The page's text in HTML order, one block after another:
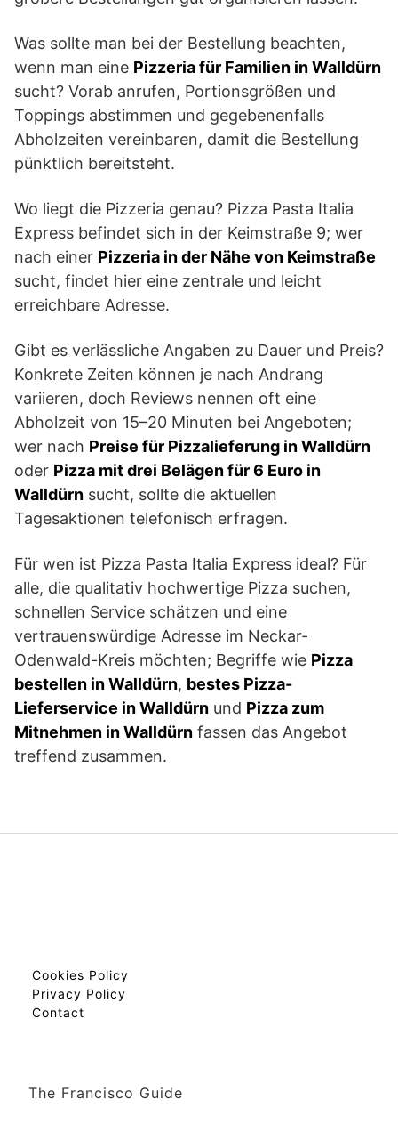
Was sollte man bei der Bestellung beachten,
wenn man eine Pizzeria für Familien in Walldürn
sucht? Vorab anrufen, Portionsgrößen und
Toppings abstimmen und gegebenenfalls
Abholzeiten vereinbaren, damit die Bestellung
pünktlich bereitsteht.
Wo liegt die Pizzeria genau? Pizza Pasta Italia
Express befindet sich in der Keimstraße 9; wer
nach einer Pizzeria in der Nähe von Keimstraße
sucht, findet hier eine zentrale und leicht
erreichbare Adresse.
Gibt es verlässliche Angaben zu Dauer und Preis?
Konkrete Zeiten können je nach Andrang
variieren, doch Reviews nennen oft eine
Abholzeit von 15–20 Minuten bei Angeboten;
wer nach Preise für Pizzalieferung in Walldürn
oder Pizza mit drei Belägen für 6 Euro in
Walldürn sucht, sollte die aktuellen
Tagesaktionen telefonisch erfragen.
Für wen ist Pizza Pasta Italia Express ideal? Für
alle, die qualitativ hochwertige Pizza suchen,
schnellen Service schätzen und eine
vertrauenswürdige Adresse im Neckar-
Odenwald-Kreis möchten; Begriffe wie Pizza
bestellen in Walldürn, bestes Pizza-
Lieferservice in Walldürn und Pizza zum
Mitnehmen in Walldürn fassen das Angebot
treffend zusammen.
Cookies Policy
Privacy Policy
Contact
The Francisco Guide